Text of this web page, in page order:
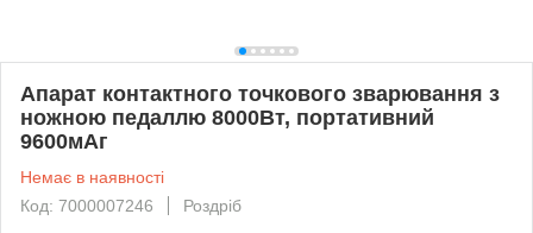
Апарат контактного точкового зварювання з
ножною педаллю 8000Вт, портативний
9600мАг
Немає в наявності
Код: 7000007246
Роздріб